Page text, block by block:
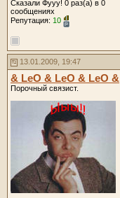
Сказали Фууу! 0 раз(а) в 0
сообщениях
Репутация: 10
13.01.2009, 19:47
& LeO & LeO & LeO &
Порочный связист.